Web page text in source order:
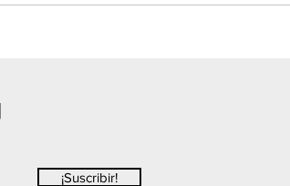
¡Suscribir!